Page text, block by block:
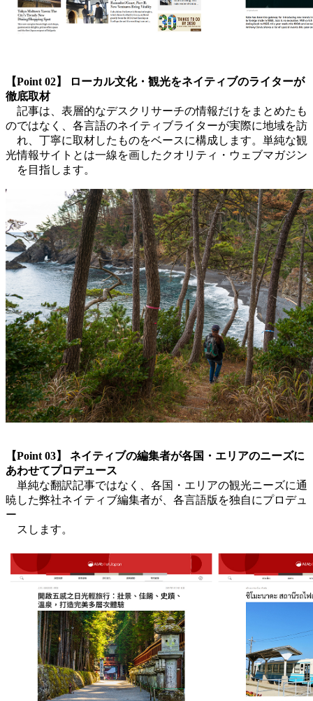
【Point 02】 ローカル文化・観光をネイティブのライターが
徹底取材
記事は、表層的なデスクリサーチの情報だけをまとめたも
のではなく、各言語のネイティブライターが実際に地域を訪
れ、丁寧に取材したものをベースに構成します。単純な観
光情報サイトとは一線を画したクオリティ・ウェブマガジン
を目指します。
【Point 03】 ネイティブの編集者が各国・エリアのニーズに
あわせてプロデュース
単純な翻訳記事ではなく、各国・エリアの観光ニーズに通
暁した弊社ネイティブ編集者が、各言語版を独自にプロデュ
ー
スします。